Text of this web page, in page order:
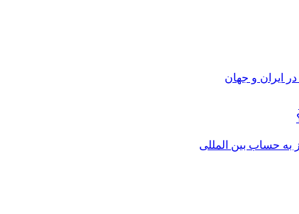
ایران و جهان
به حساب بین المللی